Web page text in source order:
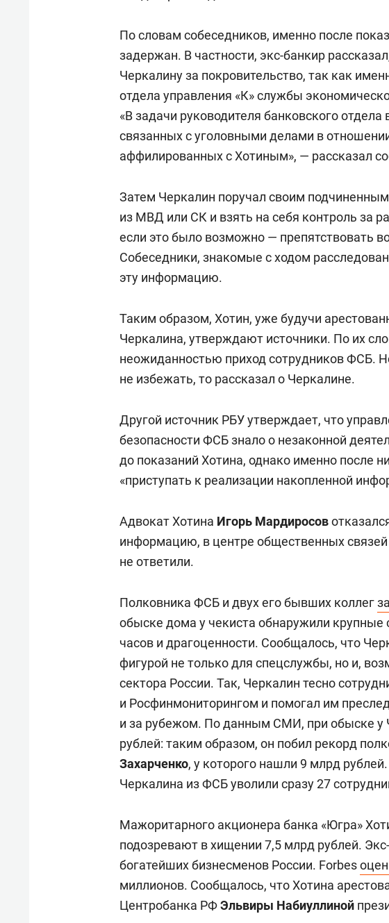
По словам собеседников, именно после
задержан. В частности, экс-банкир
Черкалину за покровительство, так как
отдела управления «К» службы
«В задачи руководителя банковского
связанных с уголовными делами в
аффилированных с Хотиным», — рассказал
Затем Черкалин поручал своим
из МВД или СК и взять на себя контроль за
если это было возможно — препятствовать
Собеседники, знакомые с ходом
эту информацию.
Таким образом, Хотин, уже будучи
Черкалина, утверждают источники. По их
неожиданностью приход сотрудников ФСБ.
не избежать, то рассказал о Черкалине.
Другой источник РБУ утверждает, что
безопасности ФСБ знало о незаконной
до показаний Хотина, однако именно после
«приступать к реализации накопленной
Адвокат Хотина Игорь Мардиросов
информацию, в центре общественных
не ответили.
Полковника ФСБ и двух его бывших коллег
обыске дома у чекиста обнаружили
часов и драгоценности. Сообщалось, что
фигурой не только для спецслужбы, но и,
сектора России. Так, Черкалин тесно
и Росфинмониторингом и помогал им
и за рубежом. По данным СМИ, при обыске у
рублей: таким образом, он побил рекорд
Захарченко, у которого нашли 9 млрд рублей.
Черкалина из ФСБ уволили сразу 27
Мажоритарного акционера банка «Югра»
подозревают в хищении 7,5 млрд рублей.
богатейших бизнесменов России. Forbes
миллионов. Сообщалось, что Хотина
Центробанка РФЭльвиры Набиуллиной